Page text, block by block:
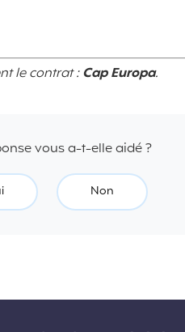
le contrat :Cap Europa.
vous a-t-elle aidé ?
Non